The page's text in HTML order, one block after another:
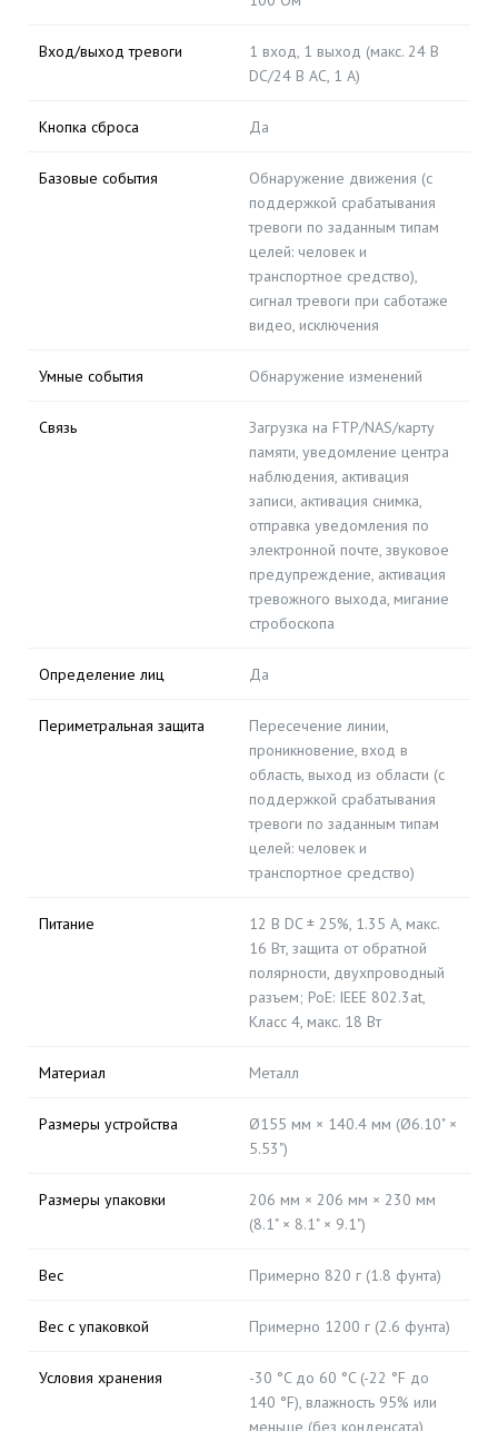
Вход/выход тревоги
1 вход, 1 выход (макс. 24 В
DC/24 В AC, 1 А)
Кнопка сброса Да
Базовые события
Обнаружение движения (с
поддержкой срабатывания
тревоги по заданным типам
целей: человек и
транспортное средство),
сигнал тревоги при саботаже
видео, исключения
Умные события Обнаружение изменений
Связь
Загрузка на FTP/NAS/карту
памяти, уведомление центра
наблюдения, активация
записи, активация снимка,
отправка уведомления по
электронной почте, звуковое
предупреждение, активация
тревожного выхода, мигание
стробоскопа
Определение лиц Да
Периметральная защита
Пересечение линии,
проникновение, вход в
область, выход из области (с
поддержкой срабатывания
тревоги по заданным типам
целей: человек и
транспортное средство)
Питание
12 В DC ± 25%, 1.35 А, макс.
16 Вт, защита от обратной
полярности, двухпроводный
разъем; PoE: IEEE 802.3at,
Класс 4, макс. 18 Вт
Материал Металл
Размеры устройства
Ø155 мм × 140.4 мм (Ø6.10" ×
5.53")
Размеры упаковки
206 мм × 206 мм × 230 мм
(8.1" × 8.1" × 9.1")
Вес Примерно 820 г (1.8 фунта)
Вес с упаковкой Примерно 1200 г (2.6 фунта)
Условия хранения
-30 °C до 60 °C (-22 °F до
140 °F), влажность 95% или
меньше (без конденсата)